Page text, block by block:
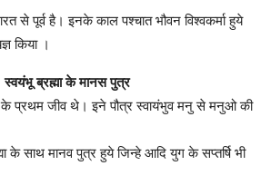
से पूर्व है। इनके काल पश्चात भौवन विश्वकर्मा हुये
किया ।
स्वयंभू ब्रह्मा के मानस पुत्र
के प्रथम जीव थे। इने पौत्र स्वायंभुव मनु से मनुओ की
के साथ मानव पुत्र हुये जिन्हे आदि युग के सप्तर्षि भी